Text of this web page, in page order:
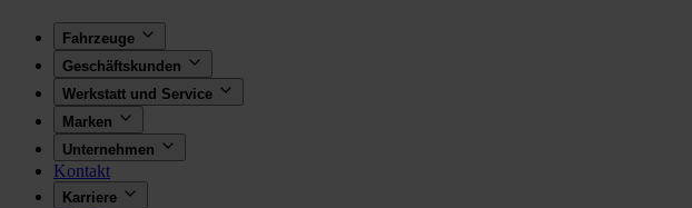
Fahrzeuge
Geschäftskunden
Werkstatt und Service
Marken
Unternehmen
Kontakt
Karriere